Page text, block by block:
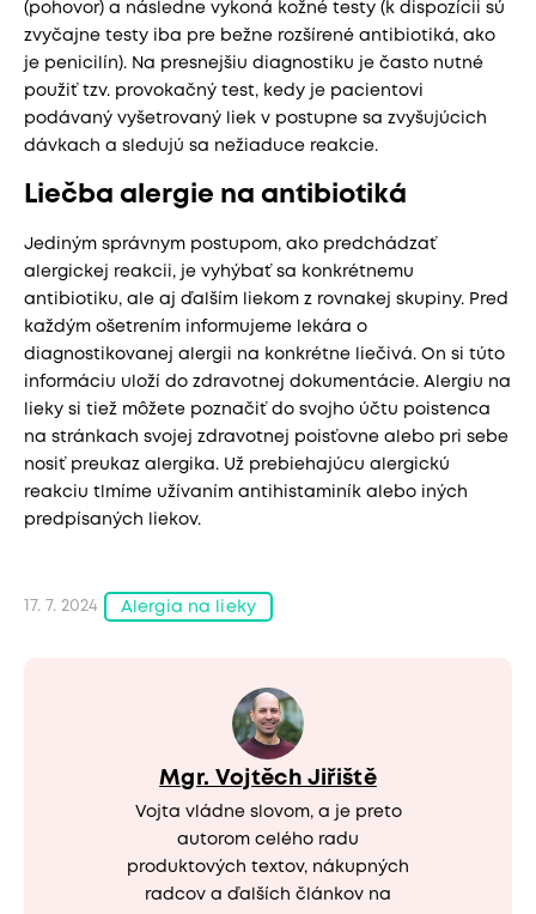
(pohovor) a následne vykoná kožné testy (k dispozícii sú
zvyčajne testy iba pre bežne rozšírené antibiotiká, ako
je penicilín). Na presnejšiu diagnostiku je často nutné
použiť tzv. provokačný test, kedy je pacientovi
podávaný vyšetrovaný liek v postupne sa zvyšujúcich
dávkach a sledujú sa nežiaduce reakcie.
Liečba alergie na antibiotiká
Jediným správnym postupom, ako predchádzať
alergickej reakcii, je vyhýbať sa konkrétnemu
antibiotiku, ale aj ďalším liekom z rovnakej skupiny. Pred
každým ošetrením informujeme lekára o
diagnostikovanej alergii na konkrétne liečivá. On si túto
informáciu uloží do zdravotnej dokumentácie. Alergiu na
lieky si tiež môžete poznačiť do svojho účtu poistenca
na stránkach svojej zdravotnej poisťovne alebo pri sebe
nosiť preukaz alergika. Už prebiehajúcu alergickú
reakciu tlmíme užívaním antihistaminík alebo iných
predpísaných liekov.
17. 7. 2024 Alergia na lieky
Mgr. Vojtěch Jiřiště
Vojta vládne slovom, a je preto
autorom celého radu
produktových textov, nákupných
radcov a ďalších článkov na